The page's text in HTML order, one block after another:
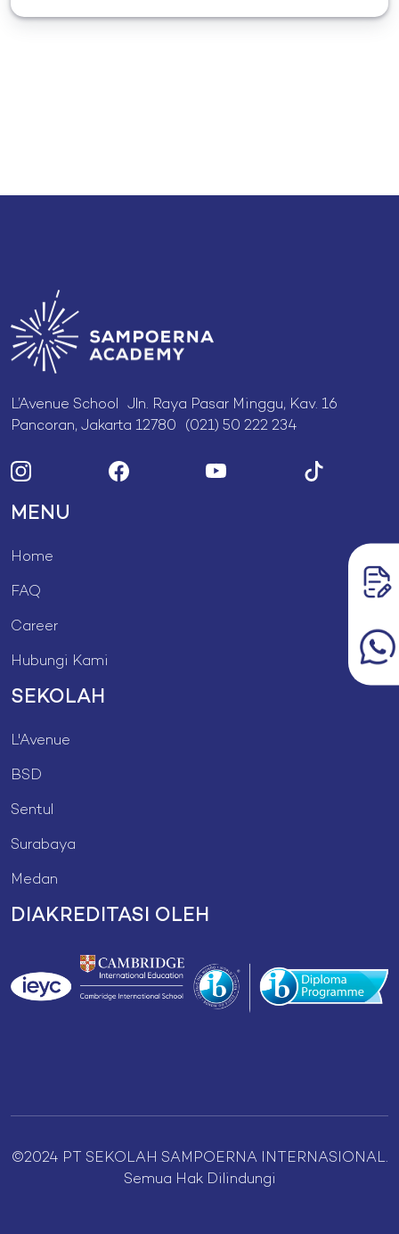
L’Avenue School Jln. Raya Pasar Minggu, Kav. 16
Pancoran, Jakarta 12780 (021) 50 222 234
MENU
Home
FAQ
Career
Hubungi Kami
SEKOLAH
L'Avenue
BSD
Sentul
Surabaya
Medan
DIAKREDITASI OLEH
©2024 PT SEKOLAH SAMPOERNA INTERNASIONAL.
Semua Hak Dilindungi